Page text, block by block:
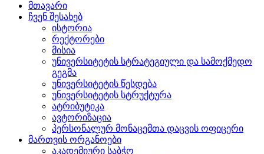
მთავარი
ჩვენ შესახებ
ისტორია
რექტორები
მისია
უნივერსიტეტის სტრატეგიული და სამოქმედო
გეგმა
უნივერსიტეტის წესდება
უნივერსიტეტის სტრუქტურა
ატრიბუტიკა
ავტორიზაცია
პერსონალურ მონაცემთა დაცვის ოფიცერი
მართვის ორგანოები
აკადემიური საბჭო